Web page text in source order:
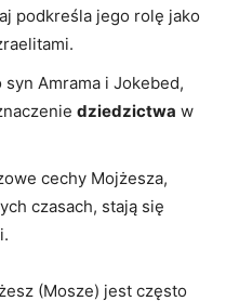
‌podkreśla jego rolę jako
syn Amrama i Jokebed,
dziedzictwa w
cechy⁤ Mojżesza,
czasach, stają się
(Mosze) jest często